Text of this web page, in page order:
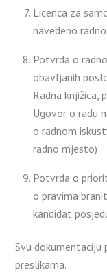
Licenca za
navedeno
Potvrda o
obavljanih
Radna
Ugovor o radu
o radnom
radno mjesto)
Potvrda o
o pravima
kandidat
Svu
preslikama.